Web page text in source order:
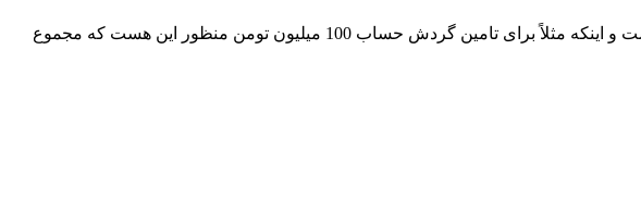
سلام. وقت به خیر، ما برنامه سفر به حوزه شینگن برای تابستان داریم، برای ویزا شینگن گردش حساب چقدر نیاز هست و اینکه مثلاً برای تامین گردش حساب 100 میلیون تومن منظور این هست که مجموع